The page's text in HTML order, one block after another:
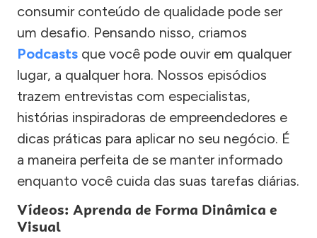
consumir conteúdo de qualidade pode ser
um desafio. Pensando nisso, criamos
Podcasts que você pode ouvir em qualquer
lugar, a qualquer hora. Nossos episódios
trazem entrevistas com especialistas,
histórias inspiradoras de empreendedores e
dicas práticas para aplicar no seu negócio. É
a maneira perfeita de se manter informado
enquanto você cuida das suas tarefas diárias.
Vídeos: Aprenda de Forma Dinâmica e
Visual